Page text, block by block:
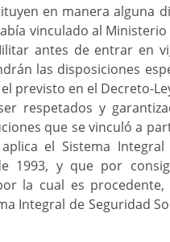
en manera alguna
vinculado al Ministerio
antes de entrar en
las disposiciones
previsto en el Decreto-
respetados y
que se vinculó a
el Sistema Integral
1993, y que por
la cual es
Integral de Seguridad